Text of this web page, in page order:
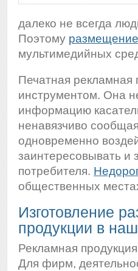
далеко не всегда
Поэтому
мультимедийных
Печатная рекламная
инструментом. Она
информацию
ненавязчиво
одновременно
заинтересовывать и
потребителя.
общественных
Изготовление
продукции в
Рекламная
Для фирм,